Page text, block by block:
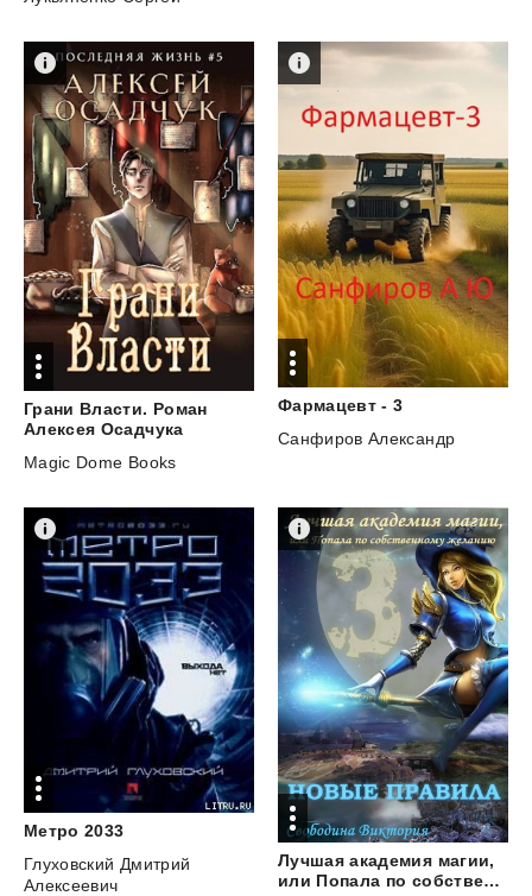
Грани Власти. Роман
Алексея Осадчука
Magic Dome Books
Фармацевт - 3
Санфиров Александр
Метро 2033
Глуховский Дмитрий
Алексеевич
Лучшая академия магии,
или Попала по собственному желанию. Часть 3. Новые правила